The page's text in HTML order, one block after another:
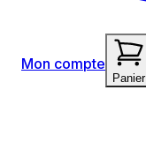
Mon compte
Panier